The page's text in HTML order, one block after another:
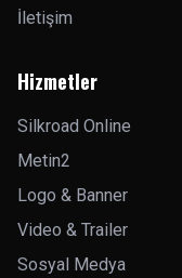
İletişim
Hizmetler
Silkroad Online
Metin2
Logo & Banner
Video & Trailer
Sosyal Medya